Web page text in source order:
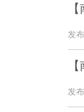
发
发